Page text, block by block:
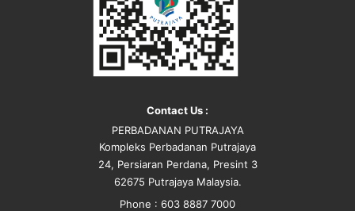
Contact Us :
PERBADANAN PUTRAJAYA
Kompleks Perbadanan Putrajaya
24, Persiaran Perdana, Presint 3
62675 Putrajaya Malaysia.
Phone : 603 8887 7000